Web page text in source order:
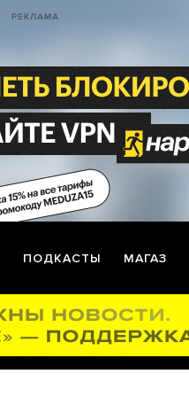
ПОДКАСТЫ МАГАЗ